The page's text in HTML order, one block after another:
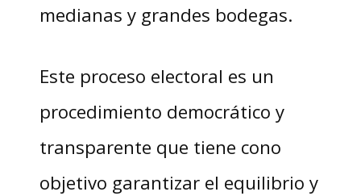
medianas y grandes bodegas.
Este proceso electoral es un
procedimiento democrático y
transparente que tiene cono
objetivo garantizar el equilibrio y